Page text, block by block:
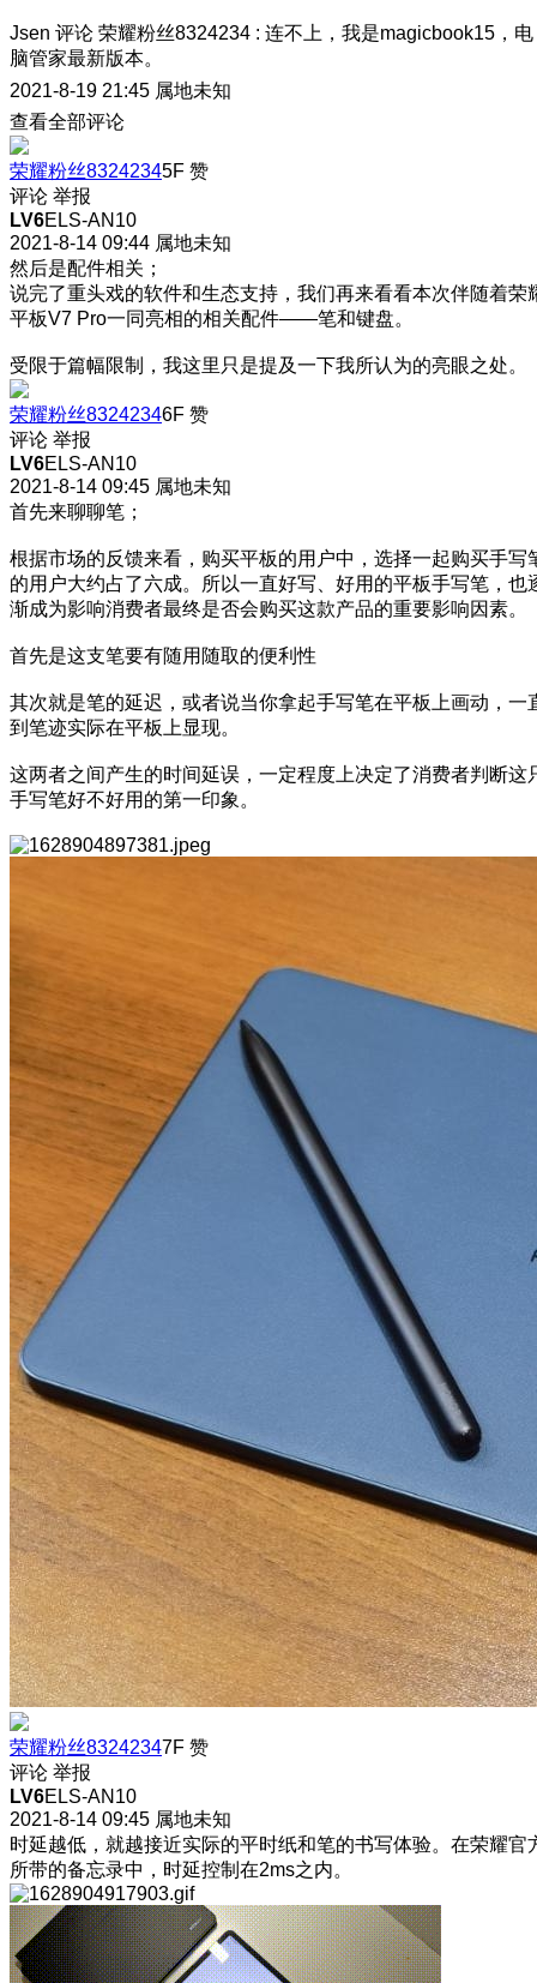
Jsen 评论 荣耀粉丝8324234 : 连不上，我是magicbook15，电
脑管家最新版本。
2021-8-19 21:45 属地未知
查看全部评论
荣耀粉丝83242345F 赞
评论 举报
LV6ELS-AN10
2021-8-14 09:44 属地未知
然后是配件相关；
说完了重头戏的软件和生态支持，我们再来看看本次伴随着荣
平板V7 Pro一同亮相的相关配件——笔和键盘。
受限于篇幅限制，我这里只是提及一下我所认为的亮眼之处。
荣耀粉丝83242346F 赞
评论 举报
LV6ELS-AN10
2021-8-14 09:45 属地未知
首先来聊聊笔；
根据市场的反馈来看，购买平板的用户中，选择一起购买手写
的用户大约占了六成。所以一直好写、好用的平板手写笔，也
渐成为影响消费者最终是否会购买这款产品的重要影响因素。
首先是这支笔要有随用随取的便利性
其次就是笔的延迟，或者说当你拿起手写笔在平板上画动，一
到笔迹实际在平板上显现。
这两者之间产生的时间延误，一定程度上决定了消费者判断这
手写笔好不好用的第一印象。
荣耀粉丝83242347F 赞
评论 举报
LV6ELS-AN10
2021-8-14 09:45 属地未知
时延越低，就越接近实际的平时纸和笔的书写体验。在荣耀官
所带的备忘录中，时延控制在2ms之内。